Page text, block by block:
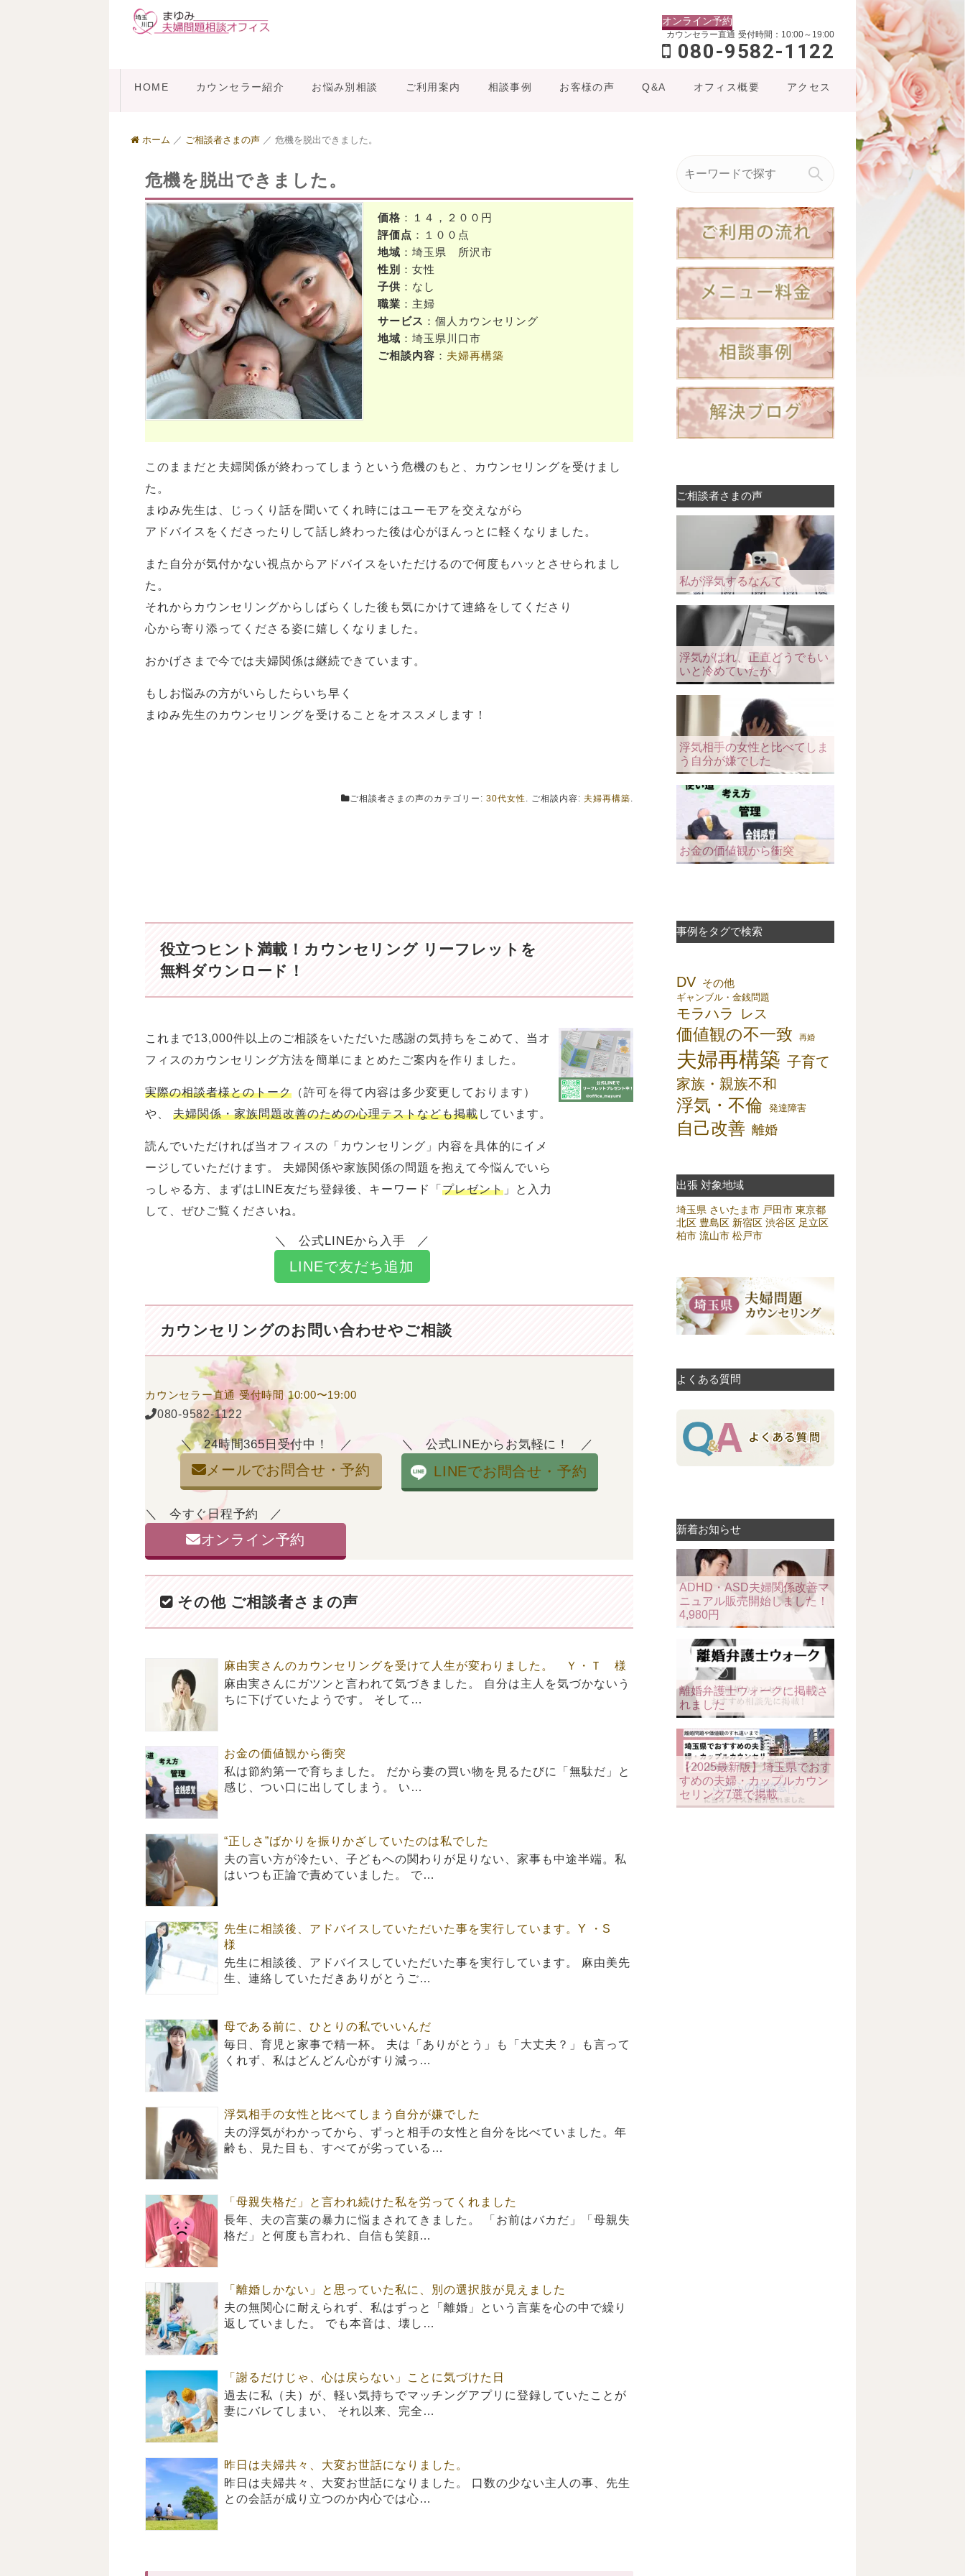
オンライン予約
カウンセラー直通 受付時間：10:00～19:00
080-9582-1122
HOME カウンセラー紹介 お悩み別相談 ご利用案内 相談事例 お客様の声 Q&A オフィス概要 アクセス
ホーム ／ ご相談者さまの声 ／ 危機を脱出できました。
危機を脱出できました。
価格 ：１４，２００円
評価点 ：１００点
地域 ：埼玉県 所沢市
性別 ：女性
子供 ：なし
職業 ：主婦
サービス ：個人カウンセリング
地域 ：埼玉県川口市
ご相談内容 ： 夫婦再構築
このままだと夫婦関係が終わってしまうという危機のもと、カウンセリングを受けまし
た。
まゆみ先生は、じっくり話を聞いてくれ時にはユーモアを交えながら
アドバイスをくださったりして話し終わった後は心がほんっとに軽くなりました。
また自分が気付かない視点からアドバイスをいただけるので何度もハッとさせられまし
た。
それからカウンセリングからしばらくした後も気にかけて連絡をしてくださり
心から寄り添ってくださる姿に嬉しくなりました。
おかげさまで今では夫婦関係は継続できています。
もしお悩みの方がいらしたらいち早く
まゆみ先生のカウンセリングを受けることをオススメします！
ご相談者さまの声のカテゴリー: 30代女性. ご相談内容: 夫婦再構築.
役立つヒント満載！ カウンセリング リーフレットを
無料ダウンロード！
これまで13,000件以上のご相談をいただいた感謝の気持ちをこめて、当オ
フィスのカウンセリング方法を簡単にまとめたご案内を作りました。
実際の相談者様とのトーク （許可を得て内容は多少変更しております）
や、 夫婦関係・家族問題改善のための心理テストなども掲載しています。
読んでいただければ当オフィスの「カウンセリング」内容を具体的にイメ
ージしていただけます。 夫婦関係や家族関係の問題を抱えて今悩んでいら
っしゃる方、まずはLINE友だち登録後、キーワード「 プレゼント 」と入力
して、ぜひご覧くださいね。
公式LINEから入手
LINEで友だち追加
カウンセリングのお問い合わせやご相談
カウンセラー直通 受付時間 10:00〜19:00
080-9582-1122
24時間365日受付中！
メールでお問合せ・予約
公式LINEからお気軽に！
LINEでお問合せ・予約
今すぐ日程予約
オンライン予約
その他 ご相談者さまの声
麻由実さんのカウンセリングを受けて人生が変わりました。 Ｙ・Ｔ 様
麻由実さんにガツンと言われて気づきました。 自分は主人を気づかないう
ちに下げていたようです。 そして…
お金の価値観から衝突
私は節約第一で育ちました。 だから妻の買い物を見るたびに「無駄だ」と
感じ、つい口に出してしまう。 い…
“正しさ”ばかりを振りかざしていたのは私でした
夫の言い方が冷たい、子どもへの関わりが足りない、家事も中途半端。私
はいつも正論で責めていました。 で…
先生に相談後、アドバイスしていただいた事を実行しています。Y ・S
様
先生に相談後、アドバイスしていただいた事を実行しています。 麻由美先
生、連絡していただきありがとうご…
母である前に、ひとりの私でいいんだ
毎日、育児と家事で精一杯。 夫は「ありがとう」も「大丈夫？」も言って
くれず、私はどんどん心がすり減っ…
浮気相手の女性と比べてしまう自分が嫌でした
夫の浮気がわかってから、ずっと相手の女性と自分を比べていました。年
齢も、見た目も、すべてが劣っている…
「母親失格だ」と言われ続けた私を労ってくれました
長年、夫の言葉の暴力に悩まされてきました。 「お前はバカだ」「母親失
格だ」と何度も言われ、自信も笑顔…
「離婚しかない」と思っていた私に、別の選択肢が見えました
夫の無関心に耐えられず、私はずっと「離婚」という言葉を心の中で繰り
返していました。 でも本音は、壊し…
「謝るだけじゃ、心は戻らない」ことに気づけた日
過去に私（夫）が、軽い気持ちでマッチングアプリに登録していたことが
妻にバレてしまい、 それ以来、完全…
昨日は夫婦共々、大変お世話になりました。
昨日は夫婦共々、大変お世話になりました。 口数の少ない主人の事、先生
との会話が成り立つのか内心では心…
ご相談者さまの声
私が浮気するなんて
浮気がばれ、正直どうでもい
いと冷めていたが
浮気相手の女性と比べてしま
う自分が嫌でした
お金の価値観から衝突
事例をタグで検索
DV その他
ギャンブル・金銭問題
モラハラ レス
価値観の不一致 再婚
夫婦再構築 子育て
家族・親族不和
浮気・不倫 発達障害
自己改善 離婚
出張 対象地域
埼玉県 さいたま市 戸田市 東京都
北区 豊島区 新宿区 渋谷区 足立区
柏市 流山市 松戸市
よくある質問
新着お知らせ
ADHD・ASD夫婦関係改善マ
ニュアル販売開始しました！
4,980円
離婚弁護士ウォークに掲載さ
れました
【2025最新版】埼玉県でおす
すめの夫婦・カップルカウン
セリング7選で掲載